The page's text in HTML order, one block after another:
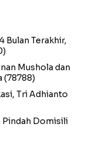
Bulan Terakhir,
Mushola dan
(78788)
Tri Adhianto
Pindah Domisili